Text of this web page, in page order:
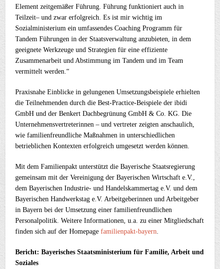
Element zeitgemäßer Führung. Führung funktioniert auch in
Teilzeit– und zwar erfolgreich. Es ist mir wichtig im
Sozialministerium ein umfassendes Coaching Programm für
Tandem Führungen in der Staatsverwaltung anzubieten, in dem
geeignete Werkzeuge und Strategien für eine effiziente
Zusammenarbeit und Abstimmung im Tandem und im Team
vermittelt werden.“
Praxisnahe Einblicke in gelungenen Umsetzungsbeispiele erhielten
die Teilnehmenden durch die Best-Practice-Beispiele der ibidi
GmbH und der Benkert Dachbegrünung GmbH & Co. KG. Die
Unternehmensvertreterinnen – und vertreter zeigten anschaulich,
wie familienfreundliche Maßnahmen in unterschiedlichen
betrieblichen Kontexten erfolgreich umgesetzt werden können.
Mit dem Familienpakt unterstützt die Bayerische Staatsregierung
gemeinsam mit der Vereinigung der Bayerischen Wirtschaft e.V.,
dem Bayerischen Industrie- und Handelskammertag e.V. und dem
Bayerischen Handwerkstag e.V. Arbeitgeberinnen und Arbeitgeber
in Bayern bei der Umsetzung einer familienfreundlichen
Personalpolitik. Weitere Informationen, u.a. zu einer Mitgliedschaft
finden sich auf der Homepagefamilienpakt-bayern
Bericht: Bayerisches Staatsministerium für Familie, Arbeit und
Soziales